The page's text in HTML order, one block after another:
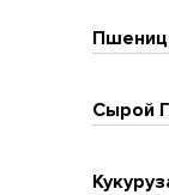
Сырой